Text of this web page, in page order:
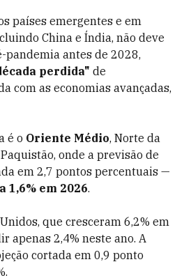
países emergentes e em
China e Índia, não deve
antes de 2028,
perdida" de
com as economias avançadas,
é o Oriente Médio, Norte da
onde a previsão de
em 2,7 pontos percentuais —
1,6% em 2026.
que cresceram 6,2% em
apenas 2,4% neste ano. A
cortada em 0,9 ponto